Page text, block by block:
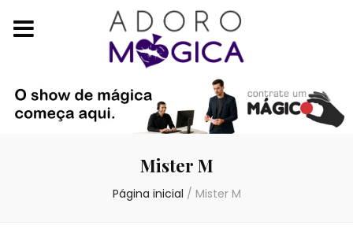
Mister M
Página inicial / Mister M